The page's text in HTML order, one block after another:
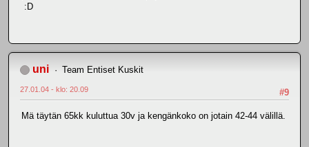
:D
uni Team Entiset Kuskit
#9
27.01.04 - klo: 20.09
Mä täytän 65kk kuluttua 30v ja kengänkoko on jotain 42-44 välillä.